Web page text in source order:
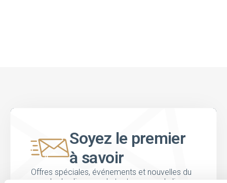
Soyez le premier
à savoir
Offres spéciales, événements et nouvelles du